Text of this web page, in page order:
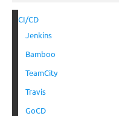
CI/CD
Jenkins
Bamboo
TeamCity
Travis
GoCD